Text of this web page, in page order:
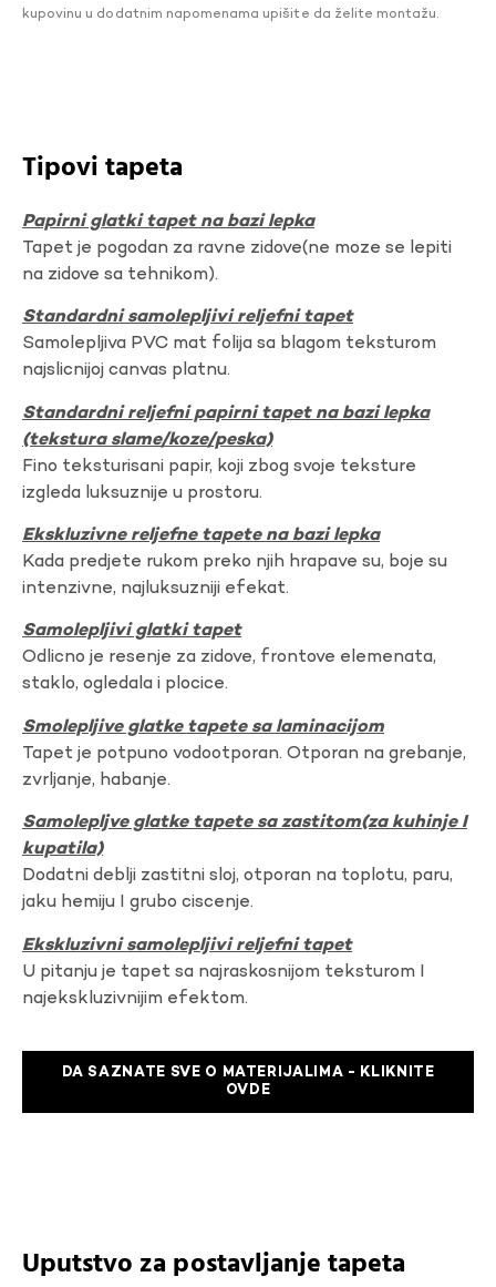
kupovinu u dodatnim napomenama upišite da želite montažu.
Tipovi tapeta
Papirni glatki tapet na bazi lepka
Tapet je pogodan za ravne zidove(ne moze se lepiti
na zidove sa tehnikom).
Standardni samolepljivi reljefni tapet
Samolepljiva PVC mat folija sa blagom teksturom
najslicnijoj canvas platnu.
Standardni reljefni papirni tapet na bazi lepka
(tekstura slame/koze/peska)
Fino teksturisani papir, koji zbog svoje teksture
izgleda luksuznije u prostoru.
Ekskluzivne reljefne tapete na bazi lepka
Kada predjete rukom preko njih hrapave su, boje su
intenzivne, najluksuzniji efekat.
Samolepljivi glatki tapet
Odlicno je resenje za zidove, frontove elemenata,
staklo, ogledala i plocice.
Smolepljive glatke tapete sa laminacijom
Tapet je potpuno vodootporan. Otporan na grebanje,
zvrljanje, habanje.
Samolepljve glatke tapete sa zastitom(za kuhinje I
kupatila)
Dodatni deblji zastitni sloj, otporan na toplotu, paru,
jaku hemiju I grubo ciscenje.
Ekskluzivni samolepljivi reljefni tapet
U pitanju je tapet sa najraskosnijom teksturom I
najekskluzivnijim efektom.
DA SAZNATE SVE O MATERIJALIMA - KLIKNITE
OVDE
Uputstvo za postavljanje tapeta